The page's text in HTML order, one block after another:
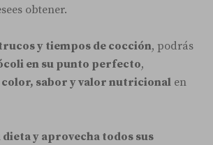
obtener.
y tiempos de cocción, podrás
en su punto perfecto,
color, sabor y valor nutricional en
dieta y aprovecha todos sus